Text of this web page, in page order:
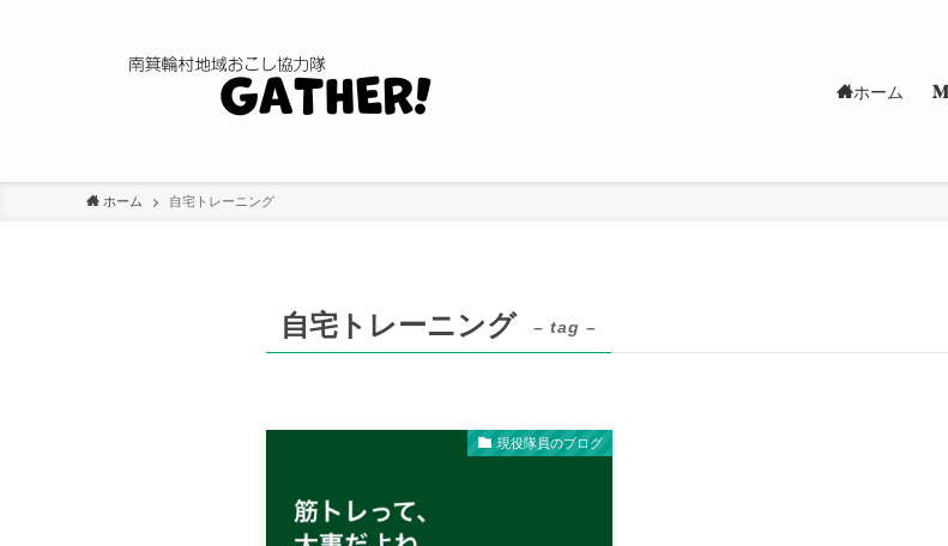
ホーム
ホーム 自宅トレーニング
自宅トレーニング – tag –
現役隊員のブログ